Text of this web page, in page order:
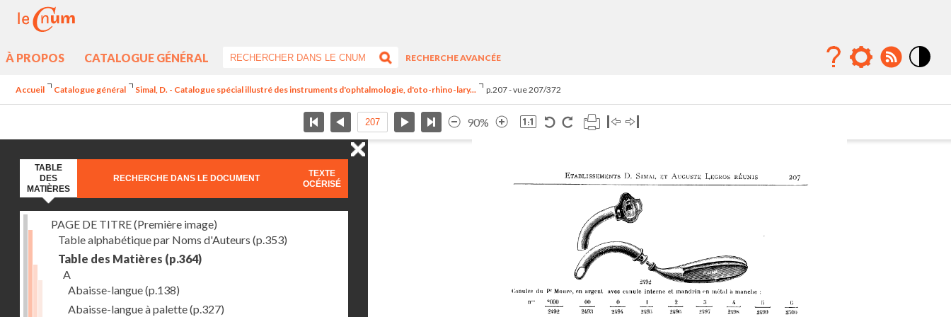
À PROPOS CATALOGUE GÉNÉRAL
RECHERCHE AVANCÉE
Accueil Catalogue général Simal, D. - Catalogue spécial illustré des instruments d'ophtalmologie, d'oto-rhino-lary... p.207 - vue 207/372
90%
TABLE
DES
MATIÈRES
RECHERCHE DANS LE DOCUMENT
TEXTE
OCÉRISÉ
PAGE DE TITRE (Première image)
Table alphabétique par Noms d'Auteurs (p.353)
Table des Matières (p.364)
A
Abaisse-langue(p.138)
Abaisse-langue à palette(p.327)